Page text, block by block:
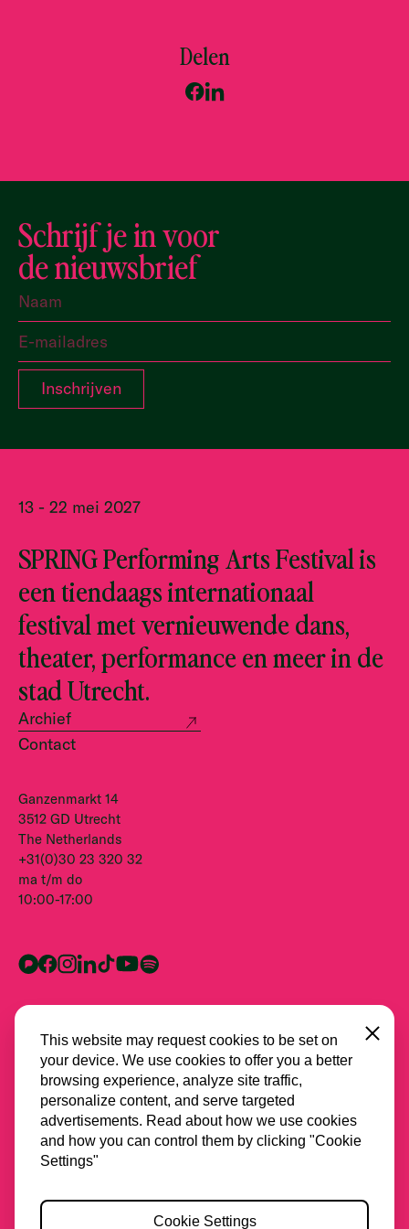
Delen
Schrijf je in voor
de nieuwsbrief
13 - 22 mei 2027
SPRING Performing Arts Festival is
een tiendaags internationaal
festival met vernieuwende dans,
theater, performance en meer in de
stad Utrecht.
Archief
Contact
Ganzenmarkt 14
3512 GD Utrecht
The Netherlands
+31(0)30 23 320 32
ma t/m do
10:00-17:00
Alle partners
This website may request cookies to be set on
your device. We use cookies to offer you a better
browsing experience, analyze site traffic,
personalize content, and serve targeted
advertisements. Read about how we use cookies
and how you can control them by clicking "Cookie
Settings"
Close
Cookie Settings